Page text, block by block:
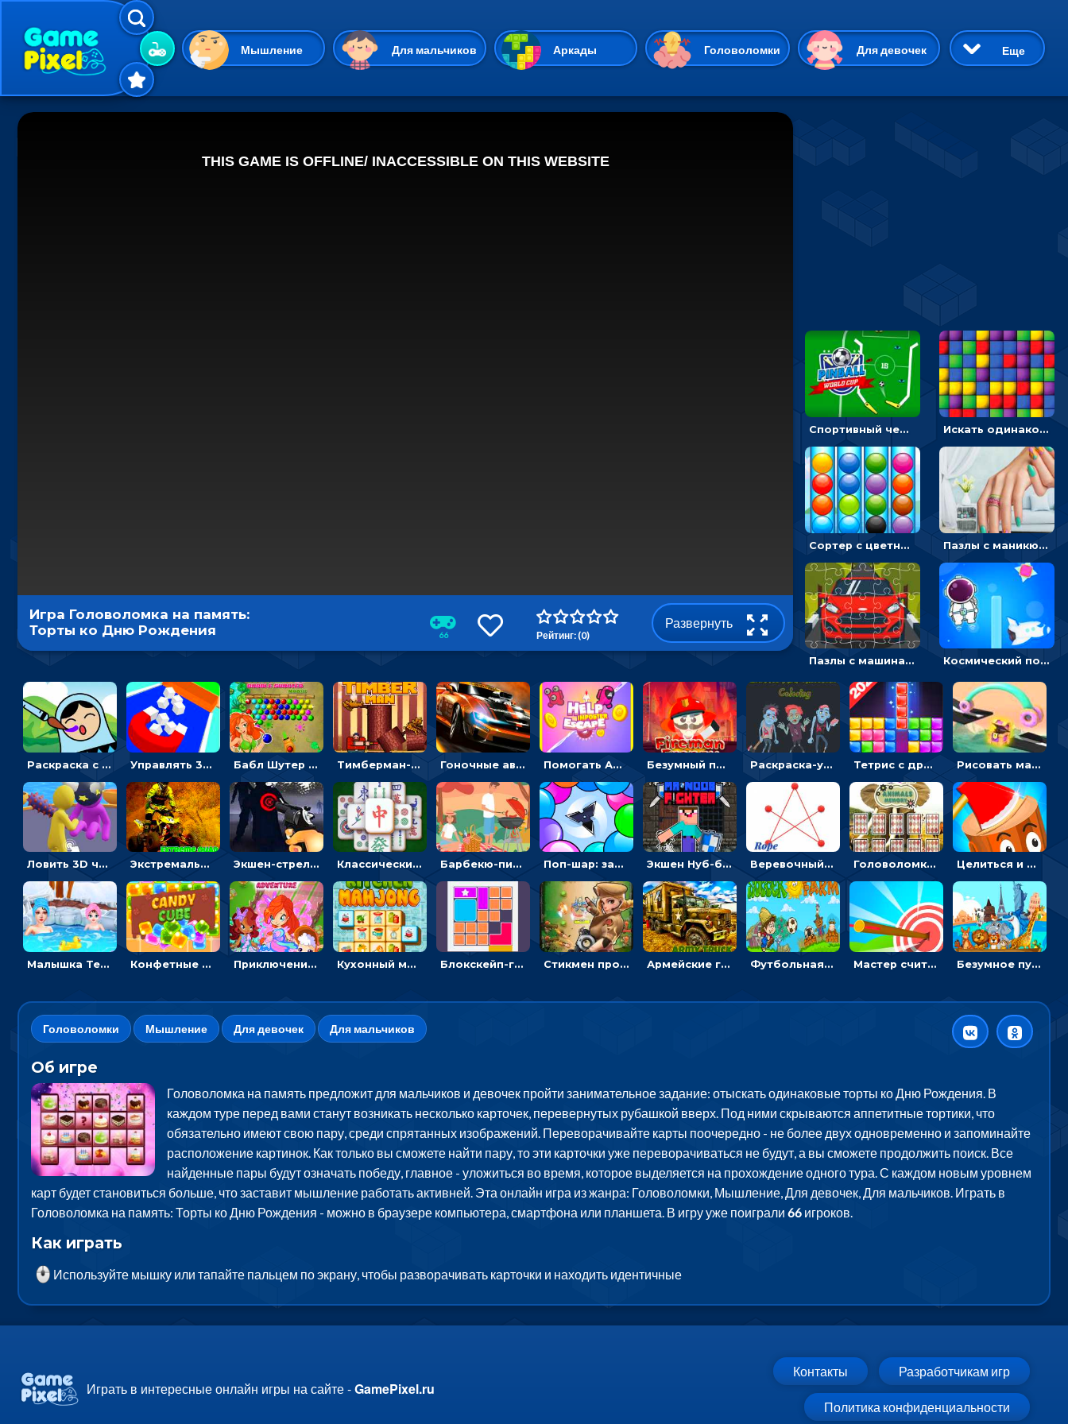
Мышление Для мальчиков Аркады Головоломки Для девочек
Гиперказуальные Казуальные Веселые 3D Приключения
Еще
Спортивный чемпионат по пейнтболу: ударять по ракеткам, чтобы забивать футбольный мяч в ворота Искать одинаковые блоки и убирать их - головоломка на внимание
Сортер с цветными шариками: размещать в колбах по цвету Пазлы с маникюром: собери идеальный рисунок для ногтей
Пазлы с машинами Форд: собирать картинки и открывать новые Космический побег: двигать космонавта, чтобы попасть к кораблю
Игра Головоломка на память:
Торты ко Дню Рождения
66 Рейтинг: (0)
Развернуть
Раскраска с матрешками для девочек Управлять 3D магнитом, чтобы собирать фигуры и сбрасывать в пропасть Бабл Шутер в джунглях: стрелять шариками по цветным целям Тимберман-дровосек: меняй сторону и руби дерево Гоночные авто в пазлах: разбей картинку и собери снова Помогать Амонг Ас бежать из комнаты через преграды - приключения Безумный пожарный: направлять шланг, чтобы тушить горящие бревна Раскраска-ужастик: разукрась зомби и скелетов Тетрис с драгоценными камнями: расставляй блоки, чтобы получить линию - головоломка Рисовать машину и выигрывать гонку - для мальчиков
Ловить 3D человечком своего цвета и собирать драгоценности - гиперказуалка Экстремальные пазлы с квадроциклами: собирать крутые тачки Экшен-стрелялка по зомби: целиться и попадать в бегущих монстров Классический маджонг на время: находить пары одинаковых плиток, чтобы расчищать поле Барбекю-пикник: искать скрытые предметы на картинках - головоломка Поп-шар: запускать колючку, чтобы лопать воздушные шарики Экшен Нуб-боец: прыгать через препятствия или бить врагов мечом Веревочный мастер: двигай узелки и развязывай их Головоломка с животными: переворачивать карточки, чтобы находить пару Целиться и метать топор в 3D мишени
Малышка Тейлор едет на горячие источники - для девочек Конфетные кубики: двигать сладости в сторону, чтобы стрелять по целям Приключения Клуба Винкс: менять дорожки, чтобы собирать кристаллы Кухонный маджонг: соединять пары посуды и расчищать поле Блокскейп-головоломка: двигать блоки, чтобы достать элемент со звездой Стикмен против Зомби: стрелять в зомби и развивать воина Армейские грузовики в пазлах: собери военную машину Футбольная ферма: бей по мячу, чтобы забивать в ворота и ловить звезды Мастер считать стрелы: увеличивать запас, чтобы поразить больше целей Безумное путешествие друзей по миру: собирать пазлы из фото с животными
Головоломки Мышление Для девочек Для мальчиков
Об игре
Головоломка на память предложит для мальчиков и девочек пройти занимательное задание: отыскать одинаковые торты ко Дню Рождения. В
каждом туре перед вами станут возникать несколько карточек, перевернутых рубашкой вверх. Под ними скрываются аппетитные тортики, что
обязательно имеют свою пару, среди спрятанных изображений. Переворачивайте карты поочередно - не более двух одновременно и запоминайте
расположение картинок. Как только вы сможете найти пару, то эти карточки уже переворачиваться не будут, а вы сможете продолжить поиск. Все
найденные пары будут означать победу, главное - уложиться во время, которое выделяется на прохождение одного тура. С каждом новым уровнем
карт будет становиться больше, что заставит мышление работать активней. Эта онлайн игра из жанра: Головоломки, Мышление, Для девочек, Для мальчиков. Играть в
Головоломка на память: Торты ко Дню Рождения - можно в браузере компьютера, смартфона или планшета. В игру уже поиграли 66игроков.
Как играть
Используйте мышку или тапайте пальцем по экрану, чтобы разворачивать карточки и находить идентичные
Играть в интересные онлайн игры на сайте -GamePixel.ru
Контакты Разработчикам игр
Политика конфиденциальности